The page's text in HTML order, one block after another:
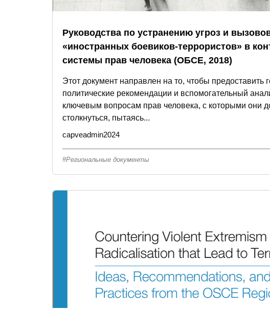
Руководства по устранению угроз и
«иностранных боевиков-террористов» в
системы прав человека (ОБСЕ, 2018)
Этот документ направлен на то, чтобы предоставить
политические рекомендации и вспомогательный
ключевым вопросам прав человека, с которыми они
столкнуться, пытаясь...
capveadmin2024
Региональные документы